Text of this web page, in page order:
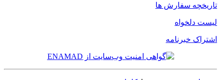
تاریخچه سفارش ها
لیست دلخواه
اشتراک خبرنامه